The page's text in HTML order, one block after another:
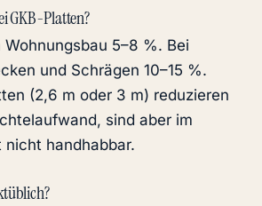
GKB-Platten?
5–8 %. Bei
und Schrägen 10–15 %.
(2,6 m oder 3 m) reduzieren
sind aber im
nicht handhabbar.